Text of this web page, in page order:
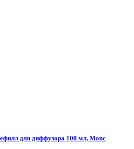
для диффузора 100 мл, Monc